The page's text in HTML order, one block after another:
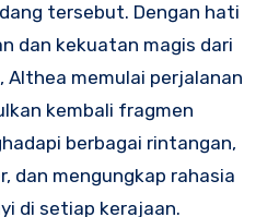
tersebut. Dengan hati
dan kekuatan magis dari
Althea memulai perjalanan
kembali fragmen
berbagai rintangan,
dan mengungkap rahasia
di setiap kerajaan.